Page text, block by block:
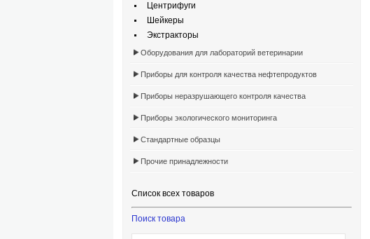
Центрифуги
Шейкеры
Экстракторы
Оборудования для лабораторий ветеринарии
Приборы для контроля качества нефтепродуктов
Приборы неразрушающего контроля качества
Приборы экологического мониторинга
Стандартные образцы
Прочие принадлежности
Список всех товаров
Поиск товара